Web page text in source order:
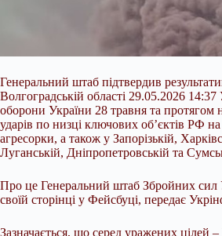
Генеральний штаб підтвердив
Волгоградській області 29.05.2026
оборони України 28 травня та протягом
ударiв по низцi ключових об’єктiв РФ на
агресорки, а також у Запорiзькiй,
Луганськiй, Днiпропетровськiй та
Про це Генеральний штаб Збройних
своїй сторiнцi у Фейсбуцi, передає
Зазначається, що серед уражених цiлей –